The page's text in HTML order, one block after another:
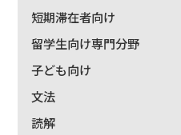
短期滞在者向け
留学生向け専門分野
子ども向け
文法
読解